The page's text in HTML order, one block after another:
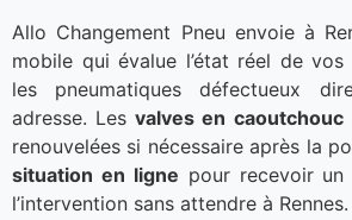
Allo Changement Pneu envoie à
mobile qui évalue l’état réel de
les pneumatiques défectueux
adresse. Lesvalves en caoutchouc
renouvelées si nécessaire après la
situation en ligne pour recevoir
l’intervention sans attendre à Rennes.